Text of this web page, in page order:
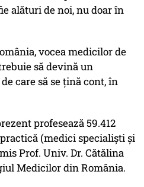
alături de noi, nu doar în
vocea medicilor de
să devină un
care să se țină cont, în
profesează 59.412
(medici specialiști și
Prof. Univ. Dr. Cătălina
Medicilor din România.